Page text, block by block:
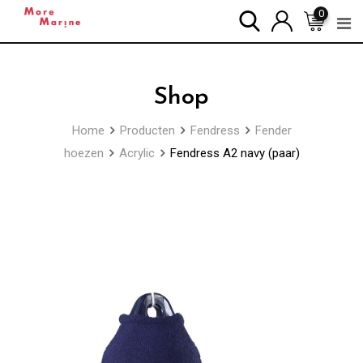
0
Shop
Home Producten Fendress
Fender
hoezen
Acrylic Fendress A2 navy (paar)